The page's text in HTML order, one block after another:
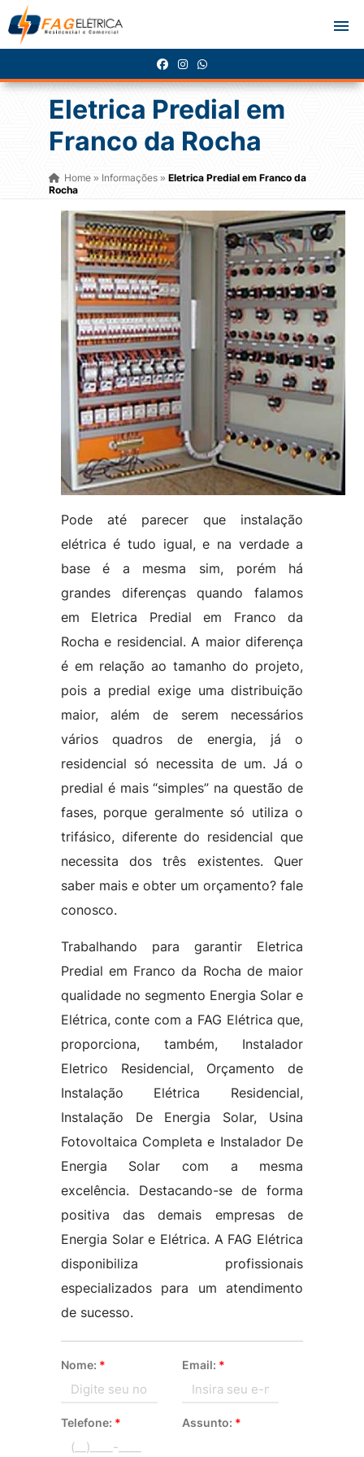
Eletrica Predial em
Franco da Rocha
Home» Informações » Eletrica Predial em Franco da
Rocha
Pode até parecer que instalação
elétrica é tudo igual, e na verdade a
base é a mesma sim, porém há
grandes diferenças quando falamos
em Eletrica Predial em Franco da
Rocha e residencial. A maior diferença
é em relação ao tamanho do projeto,
pois a predial exige uma distribuição
maior, além de serem necessários
vários quadros de energia, já o
residencial só necessita de um. Já o
predial é mais “simples” na questão de
fases, porque geralmente só utiliza o
trifásico, diferente do residencial que
necessita dos três existentes. Quer
saber mais e obter um orçamento? fale
conosco.
Trabalhando para garantir Eletrica
Predial em Franco da Rocha de maior
qualidade no segmento Energia Solar e
Elétrica, conte com a FAG Elétrica que,
proporciona, também, Instalador
Eletrico Residencial, Orçamento de
Instalação Elétrica Residencial,
Instalação De Energia Solar, Usina
Fotovoltaica Completa e Instalador De
Energia Solar com a mesma
excelência. Destacando-se de forma
positiva das demais empresas de
Energia Solar e Elétrica. A FAG Elétrica
disponibiliza profissionais
especializados para um atendimento
de sucesso.
Nome: * Email: *
Telefone: * Assunto: *